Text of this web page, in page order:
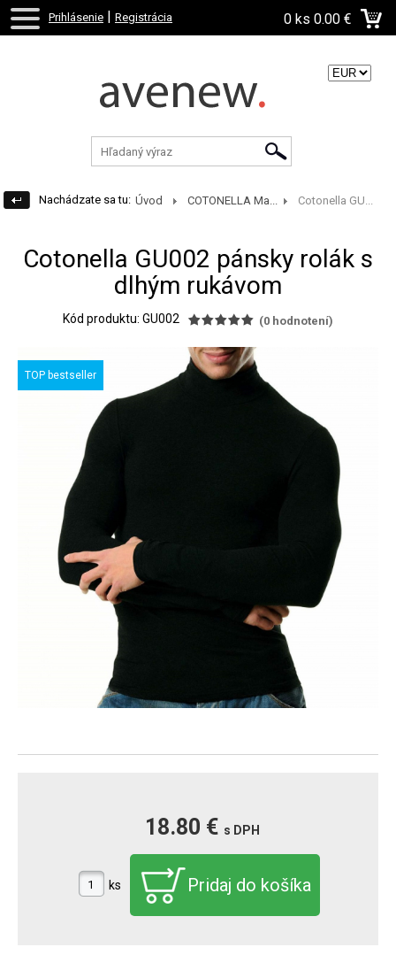
Prihlásenie | Registrácia 0 ks 0.00 €
Nachádzate sa tu: Úvod COTONELLA Ma... Cotonella GU...
Cotonella GU002 pánsky rolák s
dlhým rukávom
Kód produktu: GU002 (0 hodnotení)
TOP bestseller
18.80 € s DPH
ks